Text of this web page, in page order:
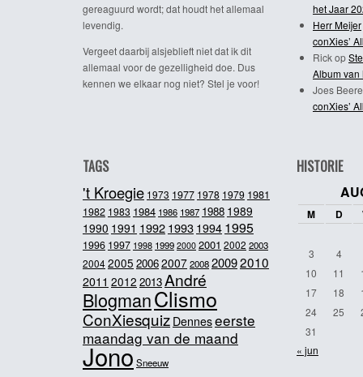
gereaguurd wordt; dat houdt het allemaal
levendig.
Vergeet daarbij alsjeblieft niet dat ik dit
allemaal voor de gezelligheid doe. Dus
kennen we elkaar nog niet? Stel je voor!
het Jaar
Herr Meijer
conXies’
Rickop
Album van
Joes
conXies’
TAGS
't Kroegie 1973 1977 1978 1979 1981
1982 1983 1984 1986 1987 1988 1989
1990 1991 19921993 1994 1995
1996 1997 1998 1999 2000 2001 2002 2003
20042005 20062007200820092010
2011 2012 2013André
BlogmanClismo
ConXiesquiz Denneseerste
maandag van de maand
JonoSneeuw
HISTORIE
M D
3
4
10
11
17
18
24
25
31
« jun